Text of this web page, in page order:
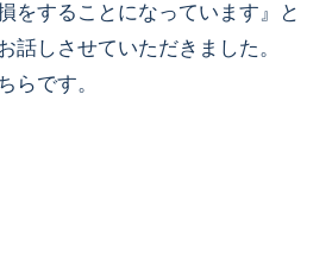
することになっています』と
話しさせていただきました。
です。